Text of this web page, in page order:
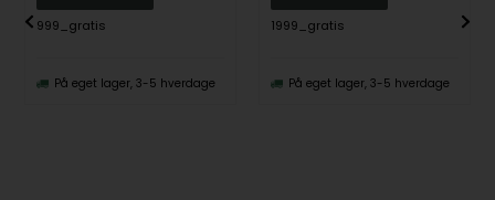
999_gratis
På eget lager, 3-5 hverdage
1999_gratis
På eget lager, 3-5 hverdage